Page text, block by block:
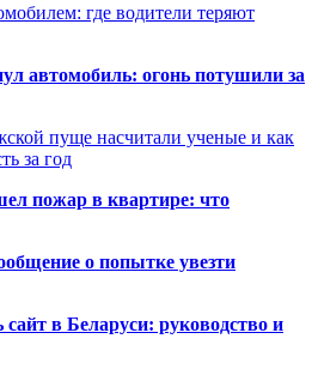
где водители теряют
автомобиль: огонь потушили за
пуще насчитали ученые и как
за год
пожар в квартире: что
о попытке увезти
в Беларуси: руководство и